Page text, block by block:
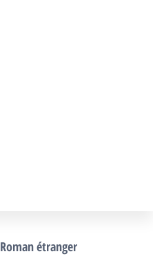
Roman étranger